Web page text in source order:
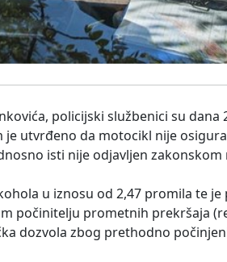
policijski službenici su dana
utvrđeno da motocikl nije
isti nije odjavljen zakonskom
u iznosu od 2,47 promila te je
počinitelju prometnih prekršaja
dozvola zbog prethodno